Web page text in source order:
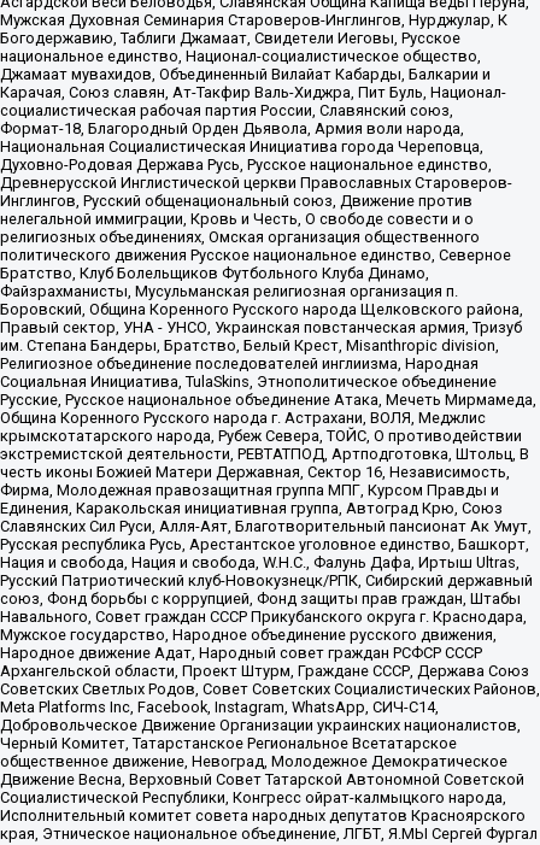
Мужская Духовная Семинария Староверов-Инглингов, Нурджулар, К
Богодержавию, Таблиги Джамаат, Свидетели Иеговы, Русское
национальное единство, Национал-социалистическое общество,
Джамаат мувахидов, Объединенный Вилайат Кабарды, Балкарии и
Карачая, Союз славян, Ат-Такфир Валь-Хиджра, Пит Буль, Национал-
социалистическая рабочая партия России, Славянский союз,
Формат-18, Благородный Орден Дьявола, Армия воли народа,
Национальная Социалистическая Инициатива города Череповца,
Духовно-Родовая Держава Русь, Русское национальное единство,
Древнерусской Инглистической церкви Православных Староверов-
Инглингов, Русский общенациональный союз, Движение против
нелегальной иммиграции, Кровь и Честь, О свободе совести и о
религиозных объединениях, Омская организация общественного
политического движения Русское национальное единство, Северное
Братство, Клуб Болельщиков Футбольного Клуба Динамо,
Файзрахманисты, Мусульманская религиозная организация п.
Боровский, Община Коренного Русского народа Щелковского района,
Правый сектор, УНА - УНСО, Украинская повстанческая армия, Тризуб
им. Степана Бандеры, Братство, Белый Крест, Misanthropic division,
Религиозное объединение последователей инглиизма, Народная
Социальная Инициатива, TulaSkins, Этнополитическое объединение
Русские, Русское национальное объединение Атака, Мечеть Мирмамеда,
Община Коренного Русского народа г. Астрахани, ВОЛЯ, Меджлис
крымскотатарского народа, Рубеж Севера, ТОЙС, О противодействии
экстремистской деятельности, РЕВТАТПОД, Артподготовка, Штольц, В
честь иконы Божией Матери Державная, Сектор 16, Независимость,
Фирма, Молодежная правозащитная группа МПГ, Курсом Правды и
Единения, Каракольская инициативная группа, Автоград Крю, Союз
Славянских Сил Руси, Алля-Аят, Благотворительный пансионат Ак Умут,
Русская республика Русь, Арестантское уголовное единство, Башкорт,
Нация и свобода, Нация и свобода, W.H.С., Фалунь Дафа, Иртыш Ultras,
Русский Патриотический клуб-Новокузнецк/РПК, Сибирский державный
союз, Фонд борьбы с коррупцией, Фонд защиты прав граждан, Штабы
Навального, Совет граждан СССР Прикубанского округа г. Краснодара,
Мужское государство, Народное объединение русского движения,
Народное движение Адат, Народный совет граждан РСФСР СССР
Архангельской области, Проект Штурм, Граждане СССР, Держава Союз
Советских Светлых Родов, Совет Советских Социалистических Районов,
Meta Platforms Inc, Facebook, Instagram, WhatsApp, СИЧ-С14,
Добровольческое Движение Организации украинских националистов,
Черный Комитет, Татарстанское Региональное Всетатарское
общественное движение, Невоград, Молодежное Демократическое
Движение Весна, Верховный Совет Татарской Автономной Советской
Социалистической Республики, Конгресс ойрат-калмыцкого народа,
Исполнительный комитет совета народных депутатов Красноярского
края, Этническое национальное объединение, ЛГБТ, Я.МЫ Сергей Фургал